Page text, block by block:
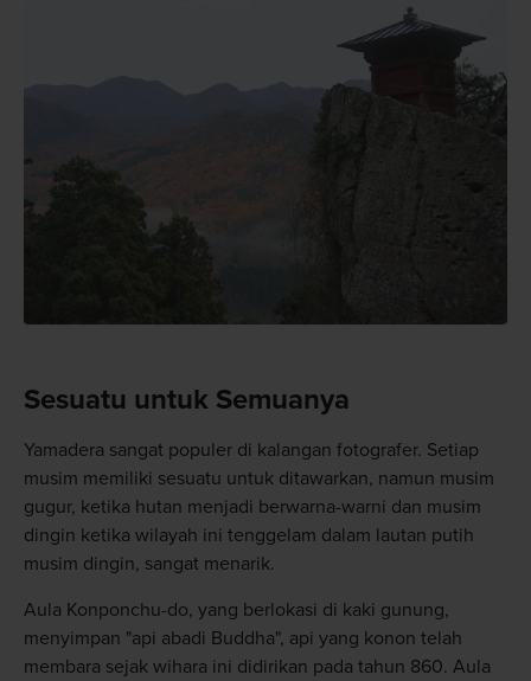
Sesuatu untuk Semuanya
Yamadera sangat populer di kalangan fotografer. Setiap
musim memiliki sesuatu untuk ditawarkan, namun musim
gugur, ketika hutan menjadi berwarna-warni dan musim
dingin ketika wilayah ini tenggelam dalam lautan putih
musim dingin, sangat menarik.
Aula Konponchu-do, yang berlokasi di kaki gunung,
menyimpan "api abadi Buddha", api yang konon telah
membara sejak wihara ini didirikan pada tahun 860. Aula